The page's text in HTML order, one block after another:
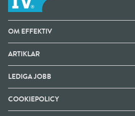
OM EFFEKTIV
ARTIKLAR
LEDIGA JOBB
COOKIEPOLICY